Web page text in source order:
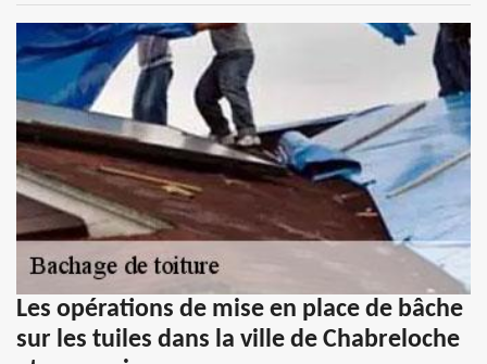
Les opérations de mise en place de bâche
sur les tuiles dans la ville de Chabreloche